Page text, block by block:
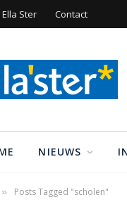
Ster Contact
NIEUWS
» Posts Tagged "scholen"